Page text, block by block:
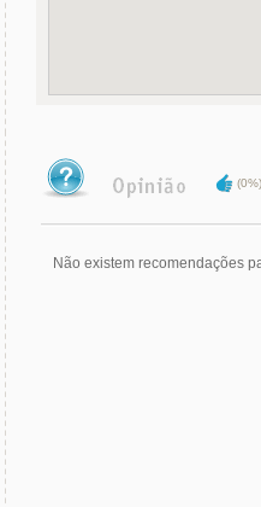
(0%)
Não existem recomendações